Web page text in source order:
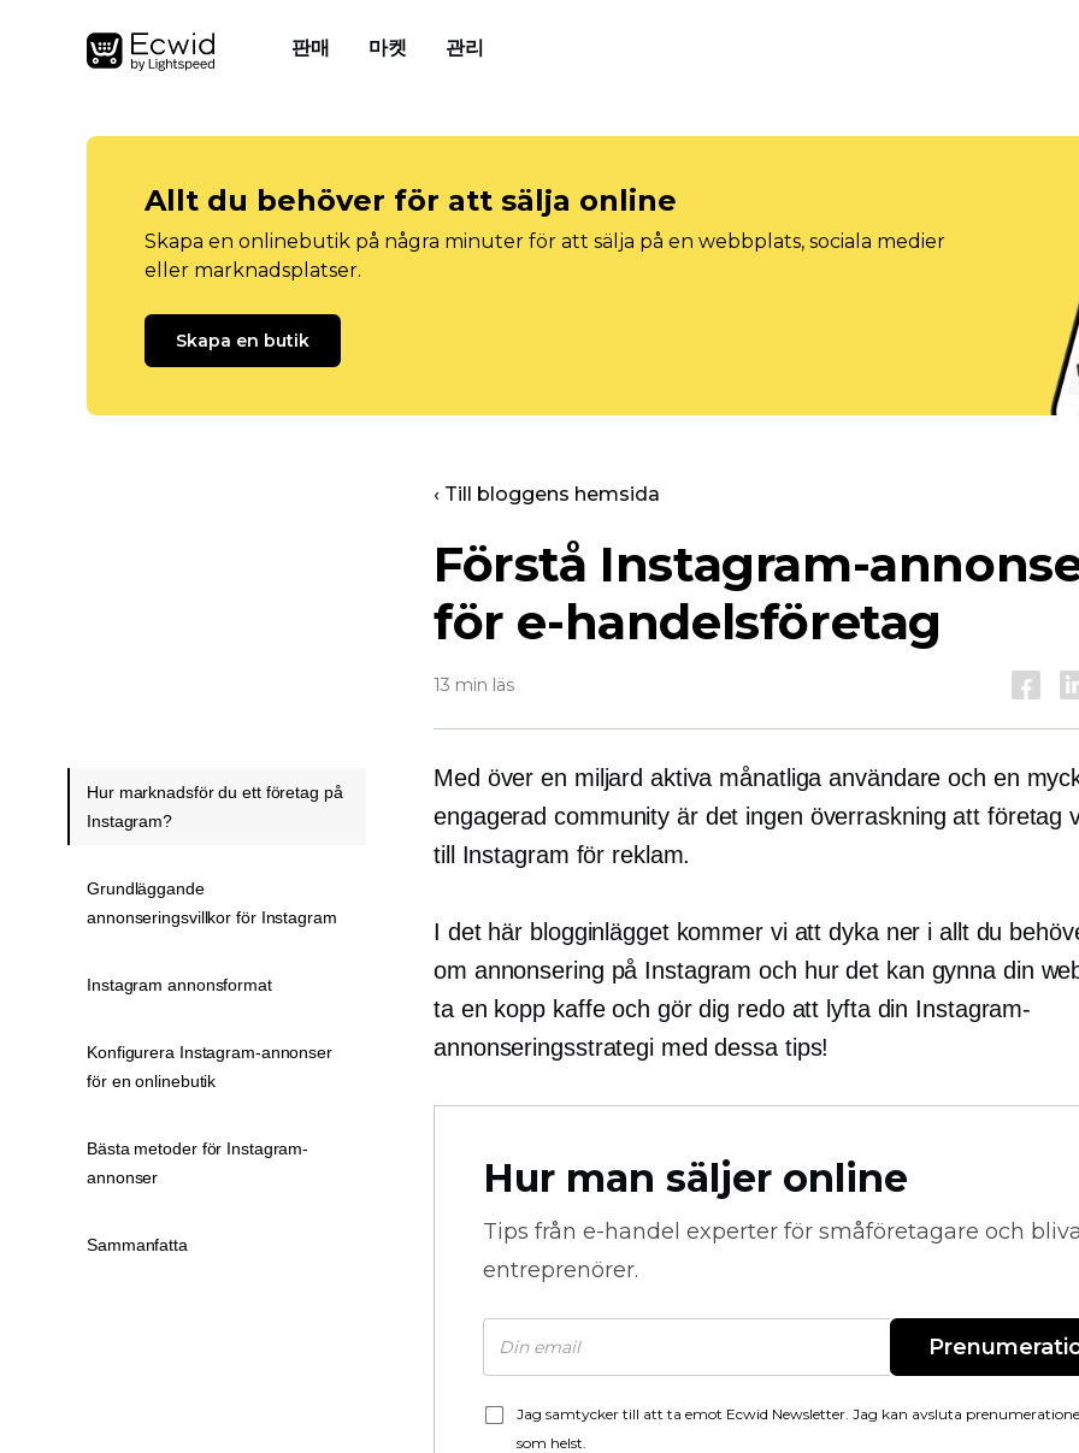
판매 마켓 관리
Allt du behöver för att sälja online
Skapa en onlinebutik på några minuter för att sälja på en webbplats, sociala medier
eller marknadsplatser.
Skapa en butik
‹ Till bloggens hemsida
Förstå Instagram-
för e-handelsföretag
13 min läs
Med över en miljard aktiva månatliga användare och en
engagerad community är det ingen överraskning att företag
till Instagram för reklam.
I det här blogginlägget kommer vi att dyka ner i allt du
om annonsering på Instagram och hur det kan gynna din
ta en kopp kaffe och gör dig redo att lyfta din Instagram-
annonseringsstrategi med dessa tips!
Hur man säljer online
Tips från e-handel experter för småföretagare och
entreprenörer.
Jag samtycker till att ta emot Ecwid Newsletter. Jag kan avsluta
som helst.
Hur marknadsför du ett företag på
Instagram?
Grundläggande
annonseringsvillkor för Instagram
Instagram annonsformat
Konfigurera Instagram-annonser
för en onlinebutik
Bästa metoder för Instagram-
annonser
Sammanfatta